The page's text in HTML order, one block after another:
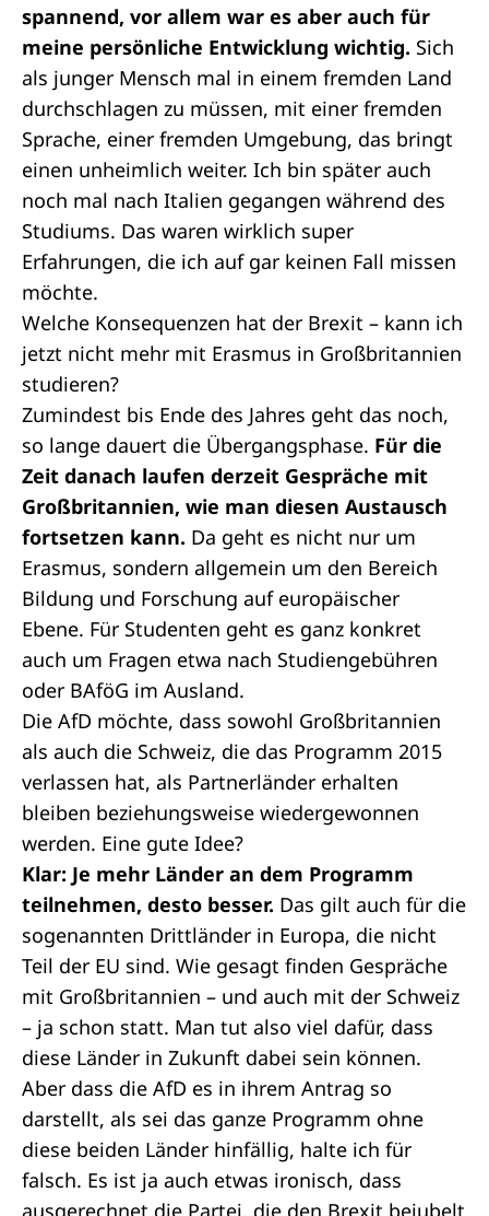
spannend, vor allem war es aber auch für
meine persönliche Entwicklung wichtig. Sich
als junger Mensch mal in einem fremden Land
durchschlagen zu müssen, mit einer fremden
Sprache, einer fremden Umgebung, das bringt
einen unheimlich weiter. Ich bin später auch
noch mal nach Italien gegangen während des
Studiums. Das waren wirklich super
Erfahrungen, die ich auf gar keinen Fall missen
möchte.
Welche Konsequenzen hat der Brexit – kann ich
jetzt nicht mehr mit Erasmus in Großbritannien
studieren?
Zumindest bis Ende des Jahres geht das noch,
so lange dauert die Übergangsphase. Für die
Zeit danach laufen derzeit Gespräche mit
Großbritannien, wie man diesen Austausch
fortsetzen kann. Da geht es nicht nur um
Erasmus, sondern allgemein um den Bereich
Bildung und Forschung auf europäischer
Ebene. Für Studenten geht es ganz konkret
auch um Fragen etwa nach Studiengebühren
oder BAföG im Ausland.
Die AfD möchte, dass sowohl Großbritannien
als auch die Schweiz, die das Programm 2015
verlassen hat, als Partnerländer erhalten
bleiben beziehungsweise wiedergewonnen
werden. Eine gute Idee?
Klar: Je mehr Länder an dem Programm
teilnehmen, desto besser. Das gilt auch für die
sogenannten Drittländer in Europa, die nicht
Teil der EU sind. Wie gesagt finden Gespräche
mit Großbritannien – und auch mit der Schweiz
– ja schon statt. Man tut also viel dafür, dass
diese Länder in Zukunft dabei sein können.
Aber dass die AfD es in ihrem Antrag so
darstellt, als sei das ganze Programm ohne
diese beiden Länder hinfällig, halte ich für
falsch. Es ist ja auch etwas ironisch, dass
ausgerechnet die Partei, die den Brexit bejubelt